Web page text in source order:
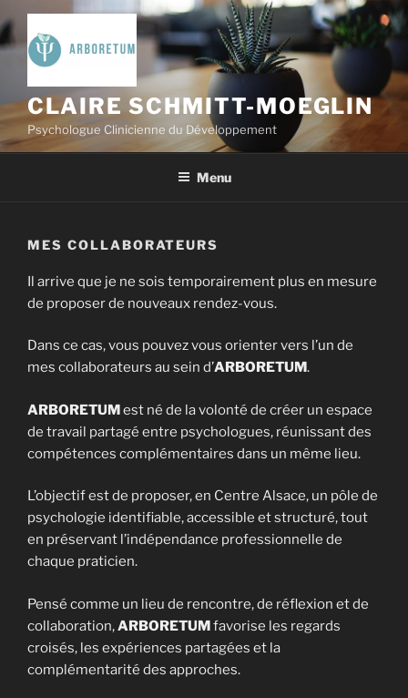
Aller
au
contenu
CLAIRE SCHMITT-MOEGLIN
Psychologue Clinicienne du Développement
Menu
MES COLLABORATEURS
Il arrive que je ne sois temporairement plus en mesure
de proposer de nouveaux rendez-vous.
Dans ce cas, vous pouvez vous orienter vers l’un de
mes collaborateurs au sein d’ARBORETUM.
ARBORETUMest né de la volonté de créer un espace
de travail partagé entre psychologues, réunissant des
compétences complémentaires dans un même lieu.
L’objectif est de proposer, en Centre Alsace, un pôle de
psychologie identifiable, accessible et structuré, tout
en préservant l’indépendance professionnelle de
chaque praticien.
Pensé comme un lieu de rencontre, de réflexion et de
collaboration,ARBORETUMfavorise les regards
croisés, les expériences partagées et la
complémentarité des approches.